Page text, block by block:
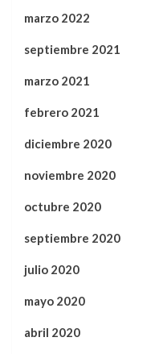
marzo 2022
septiembre 2021
marzo 2021
febrero 2021
diciembre 2020
noviembre 2020
octubre 2020
septiembre 2020
julio 2020
mayo 2020
abril 2020